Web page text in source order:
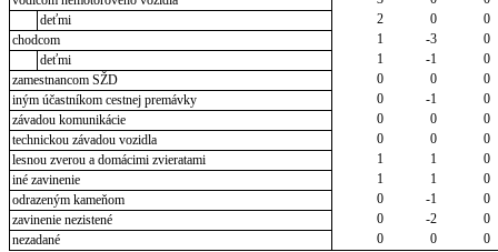
deťmi
2 0
0
chodcom
1 -3
0
deťmi
1 -1
0
zamestnancom SŽD
0 0
0
iným účastníkom cestnej premávky
0 -1
0
závadou komunikácie
0 0
0
technickou závadou vozidla
0 0
0
lesnou zverou a domácimi zvieratami
1 1
0
iné zavinenie
1 1
0
odrazeným kameňom
0 -1
0
zavinenie nezistené
0 -2
0
nezadané
0 0 0